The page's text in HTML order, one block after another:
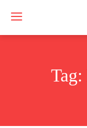
Tag: